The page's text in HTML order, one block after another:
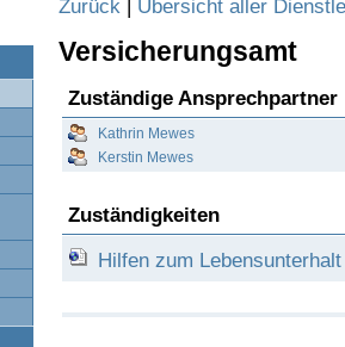
Zurück | Übersicht aller
Versicherungsamt
Zuständige Ansprechpartner
Kathrin Mewes
Kerstin Mewes
Zuständigkeiten
Hilfen zum Lebensunterhalt